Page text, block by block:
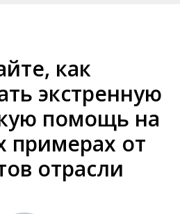
как
экстренную
помощь на
примерах от
отрасли